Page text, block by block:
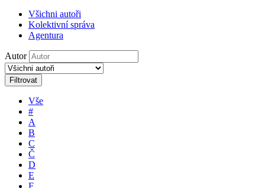
Všichni autoři
Kolektivní správa
Agentura
Autor
Filtrovat
Vše
#
A
B
C
Č
D
E
F